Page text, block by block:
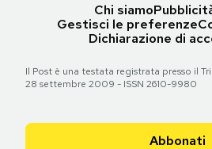
Chi siamo
Gestisci le preferenze
Dichiarazione di
Il Post è una testata registrata presso il
28 settembre 2009 - ISSN 2610-9980
Abbonati